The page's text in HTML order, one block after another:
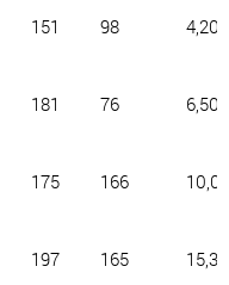
151 98 4,20
181 76 6,50
175 166 10,0
197 165 15,3